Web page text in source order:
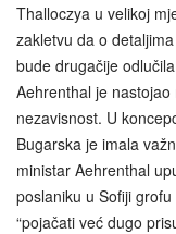
Thalloczya u velikoj
zakletvu da o
bude drugačije
Aehrenthal je
nezavisnost. U
Bugarska je imala
ministar Aehrenthal
poslaniku u Sofiji
“pojačati već dugo